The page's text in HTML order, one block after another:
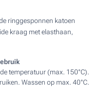
ringgesponnen katoen
kraag met elasthaan,
temperatuur (max. 150°C).
Wassen op max. 40°C.